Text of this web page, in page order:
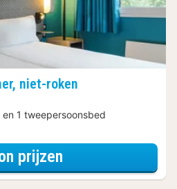
niet-roken
1 tweepersoonsbed
prijzenvoor Standaard